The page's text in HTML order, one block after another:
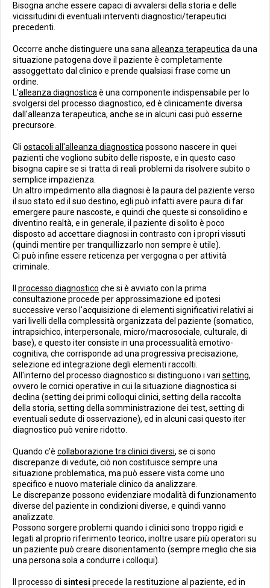
Bisogna anche essere capaci di avvalersi della storia e delle
vicissitudini di eventuali interventi diagnostici/terapeutici
precedenti.
Occorre anche distinguere una sana alleanza terapeutica da una
situazione patogena dove il paziente è completamente
assoggettato dal clinico e prende qualsiasi frase come un
ordine.
L'alleanza diagnostica è una componente indispensabile per lo
svolgersi del processo diagnostico, ed è clinicamente diversa
dall'alleanza terapeutica, anche se in alcuni casi può esserne
precursore.
Gli ostacoli all'alleanza diagnostica possono nascere in quei
pazienti che vogliono subito delle risposte, e in questo caso
bisogna capire se si tratta di reali problemi da risolvere subito o
semplice impazienza.
Un altro impedimento alla diagnosi è la paura del paziente verso
il suo stato ed il suo destino, egli può infatti avere paura di far
emergere paure nascoste, e quindi che queste si consolidino e
diventino realtà, e in generale, il paziente di solito è poco
disposto ad accettare diagnosi in contrasto con i propri vissuti
(quindi mentire per tranquillizzarlo non sempre è utile).
Ci può infine essere reticenza per vergogna o per attività
criminale.
processo diagnostico che si è avviato con la prima
consultazione procede per approssimazione ed ipotesi
successive verso l'acquisizione di elementi significativi relativi ai
vari livelli della complessità organizzata del paziente (somatico,
intrapsichico, interpersonale, micro/macrosociale, culturale, di
base), e questo iter consiste in una processualità emotivo-
cognitiva, che corrisponde ad una progressiva precisazione,
selezione ed integrazione degli elementi raccolti.
All'interno del processo diagnostico si distinguono i vari setting,
ovvero le cornici operative in cui la situazione diagnostica si
declina (setting dei primi colloqui clinici, setting della raccolta
della storia, setting della somministrazione dei test, setting di
eventuali sedute di osservazione), ed in alcuni casi questo iter
diagnostico può venire ridotto.
Quando c'è collaborazione tra clinici diversi, se ci sono
discrepanze di vedute, ciò non costituisce sempre una
situazione problematica, ma può essere vista come uno
specifico e nuovo materiale clinico da analizzare.
Le discrepanze possono evidenziare modalità di funzionamento
diverse del paziente in condizioni diverse, e quindi vanno
analizzate.
Possono sorgere problemi quando i clinici sono troppo rigidi e
legati al proprio riferimento teorico, inoltre usare più operatori su
un paziente può creare disorientamento (sempre meglio che sia
una persona sola a condurre i colloqui).
Il processo di sintesi precede la restituzione al paziente, ed in